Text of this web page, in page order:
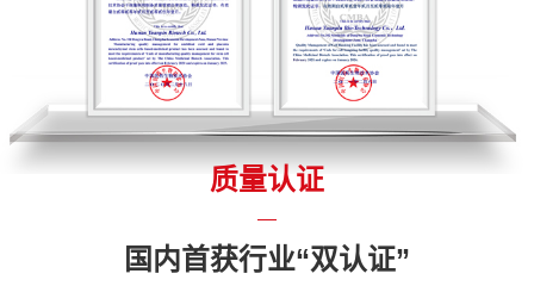
质量认证
国内首获行业“双认证”